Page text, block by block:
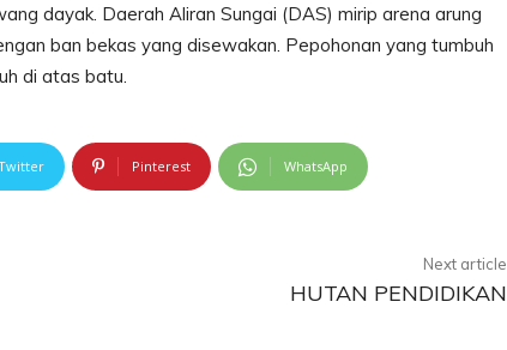
dayak. Daerah Aliran Sungai (DAS) mirip arena arung
ban bekas yang disewakan. Pepohonan yang tumbuh
di atas batu.
Pinterest WhatsApp
Next article
HUTAN PENDIDIKAN